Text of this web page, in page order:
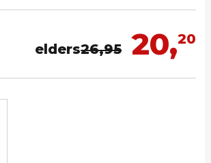
20,20
elders26,95